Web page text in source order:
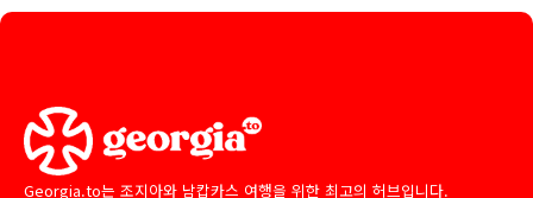
Georgia.to는 조지아와 남캅카스 여행을 위한 최고의 허브입니다.